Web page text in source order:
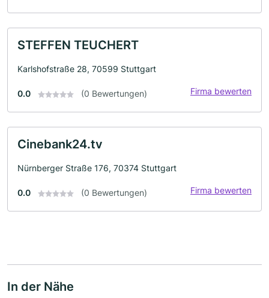
STEFFEN TEUCHERT
Karlshofstraße 28, 70599 Stuttgart
0.0 (0 Bewertungen) Firma bewerten
Cinebank24.tv
Nürnberger Straße 176, 70374 Stuttgart
0.0 (0 Bewertungen) Firma bewerten
In der Nähe